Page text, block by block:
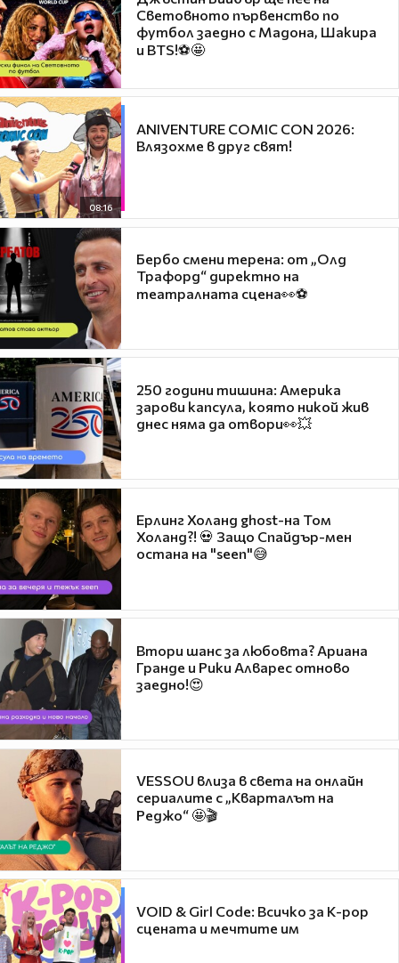
Световното първенство по
футбол заедно с Мадона, Шакира
и BTS!⚽🤩
08:16
ANIVENTURE COMIC CON 2026:
Влязохме в друг свят!
Бербо смени терена: от „Олд
Трафорд“ директно на
театралната сцена👀⚽
250 години тишина: Америка
зарови капсула, която никой жив
днес няма да отвори👀💥
Ерлинг Холанд ghost-на Том
Холанд?! 💀 Защо Спайдър-мен
остана на "seen"😅
Втори шанс за любовта? Ариана
Гранде и Рики Алварес отново
заедно!😍
VESSOU влиза в света на онлайн
сериалите с „Кварталът на
Реджо“ 🤩🎬
VOID & Girl Code: Всичко за K-pop
сцената и мечтите им